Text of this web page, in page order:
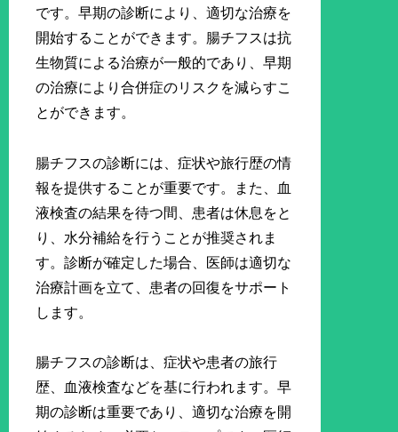
です。早期の診断により、適切な治療を
開始することができます。腸チフスは抗
生物質による治療が一般的であり、早期
の治療により合併症のリスクを減らすこ
とができます。
腸チフスの診断には、症状や旅行歴の情
報を提供することが重要です。また、血
液検査の結果を待つ間、患者は休息をと
り、水分補給を行うことが推奨されま
す。診断が確定した場合、医師は適切な
治療計画を立て、患者の回復をサポート
します。
腸チフスの診断は、症状や患者の旅行
歴、血液検査などを基に行われます。早
期の診断は重要であり、適切な治療を開